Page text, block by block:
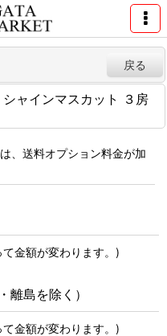
戻る
ャインマスカット ３房
、送料オプション料金が加
金額が変わります。)
離島を除く）
金額が変わります。)